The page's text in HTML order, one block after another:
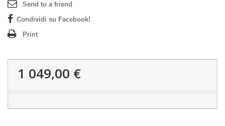
Send to a friend
Condividi su Facebook!
Print
1 049,00 €